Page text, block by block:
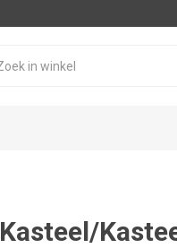
Kasteel/